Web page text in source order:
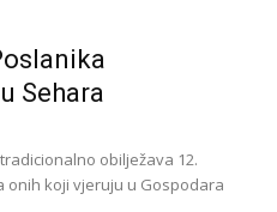
Sehara
obilježava 12.
onih koji vjeruju u Gospodara